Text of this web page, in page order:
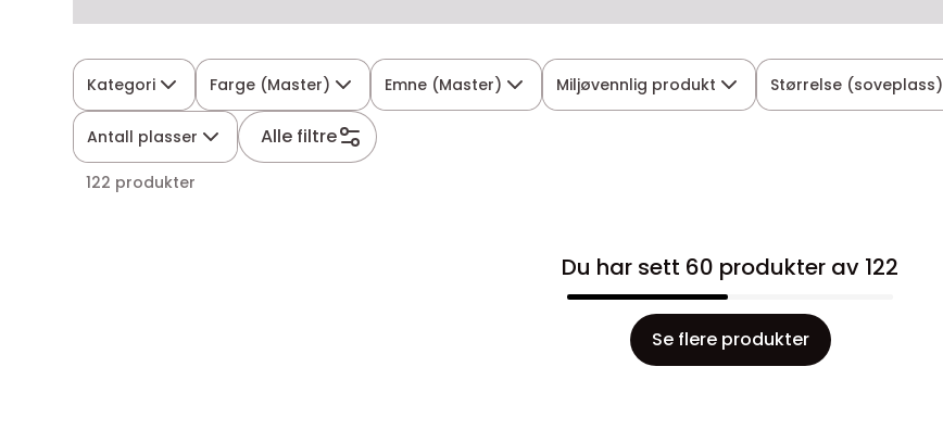
Kategori Farge (Master) Emne (Master) Miljøvennlig produkt Størrelse (soveplass)
Antall plasser Alle filtre
122 produkter
Du har sett 60 produkter av 122
Se flere produkter